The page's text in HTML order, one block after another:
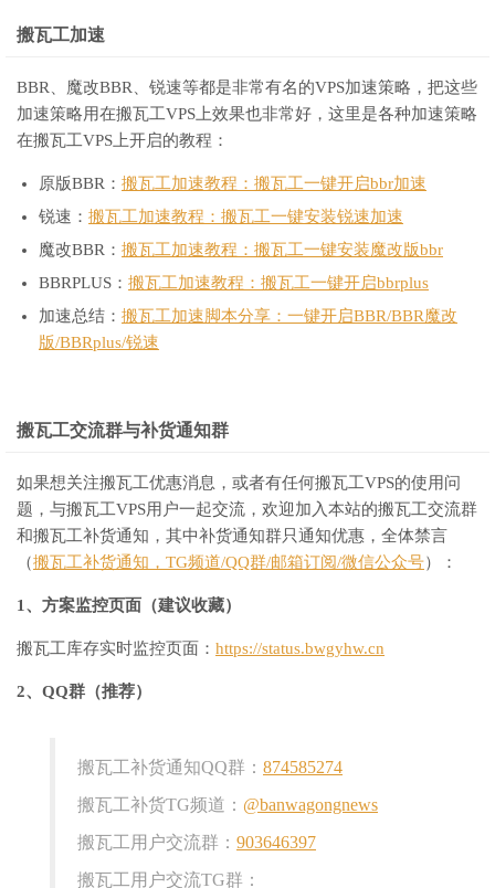
搬瓦工加速
BBR、魔改BBR、锐速等都是非常有名的VPS加速策略，把这些
加速策略用在搬瓦工VPS上效果也非常好，这里是各种加速策略
在搬瓦工VPS上开启的教程：
原版BBR： 搬瓦工加速教程：搬瓦工一键开启bbr加速
锐速： 搬瓦工加速教程：搬瓦工一键安装锐速加速
魔改BBR： 搬瓦工加速教程：搬瓦工一键安装魔改版bbr
BBRPLUS： 搬瓦工加速教程：搬瓦工一键开启bbrplus
加速总结： 搬瓦工加速脚本分享：一键开启BBR/BBR魔改
版/BBRplus/锐速
搬瓦工交流群与补货通知群
如果想关注搬瓦工优惠消息，或者有任何搬瓦工VPS的使用问
题，与搬瓦工VPS用户一起交流，欢迎加入本站的搬瓦工交流群
和搬瓦工补货通知，其中补货通知群只通知优惠，全体禁言
（搬瓦工补货通知，TG频道/QQ群/邮箱订阅/微信公众号）：
1、方案监控页面（建议收藏）
搬瓦工库存实时监控页面： https://status.bwgyhw.cn
2、QQ群（推荐）
搬瓦工补货通知QQ群： 874585274
搬瓦工补货TG频道： @banwagongnews
搬瓦工用户交流群： 903646397
搬瓦工用户交流TG群：